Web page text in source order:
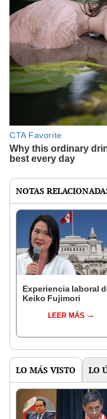
NOTAS
Experiencia laboral
Keiko Fujimori
LEER MÁS
LO MÁS VISTO LO